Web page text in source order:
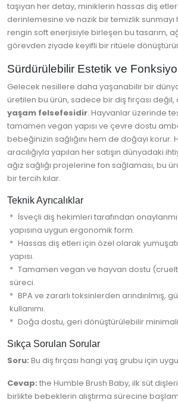
taşıyan her detay, miniklerin hassas diş
derinlemesine ve nazik bir temizlik
rengin soft enerjisiyle birleşen bu tasarım,
görevden ziyade keyifli bir ritüele
Sürdürülebilir Estetik ve
Gelecek nesillere daha yaşanabilir bir
üretilen bu ürün, sadece bir diş fırçası
yaşam felsefesidir. Hayvanlar üzerinde
tamamen vegan yapısı ve çevre dostu
bebeğinizin sağlığını hem de doğayı korur.
aracılığıyla yapılan her satışın dünyadaki
ağız sağlığı projelerine fon sağlaması, bu
bir tercih kılar.
Teknik Ayrıcalıklar
İsveçli diş hekimleri tarafından
yapısına uygun ergonomik form.
Hassas diş etleri için özel olarak
yapısı.
Tamamen vegan ve hayvan dostu
süreci.
BPA ve zararlı toksinlerden arındırılmış,
kullanımı.
Doğa dostu, geri dönüştürülebilir
Sıkça Sorulan Sorular
Soru: Bu diş fırçası hangi yaş grubu için
Cevap: the Humble Brush Baby, ilk süt
birlikte bebeklerin alıştırma sürecine